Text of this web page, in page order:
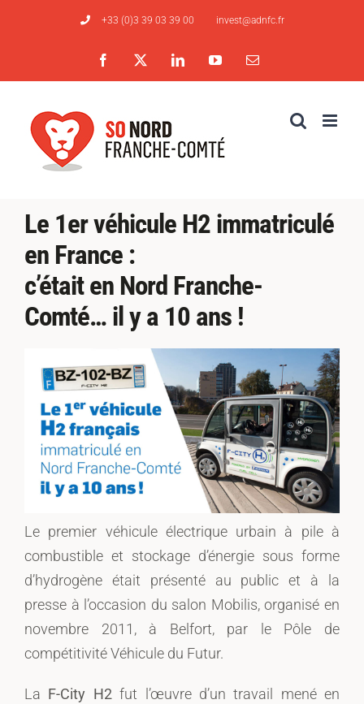
+33 (0)3 39 03 39 00 invest@adnfc.fr
Facebook LinkedInYouTubeEmail
Le 1er véhicule H2 immatriculé
en France :
c’était en Nord Franche-
Comté… il y a 10 ans !
Le premier véhicule électrique urbain à pile à
combustible et stockage d’énergie sous forme
d’hydrogène était présenté au public et à la
presse à l’occasion du salon Mobilis, organisé en
novembre 2011, à Belfort, par le Pôle de
compétitivité Véhicule du Futur.
La F-City H2fut l’œuvre d’un travail mené en